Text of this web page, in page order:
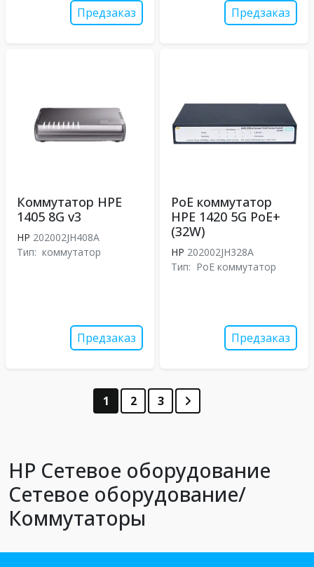
Предзаказ Предзаказ
Коммутатор HPE
1405 8G v3
HP 202002JH408A
Тип: коммутатор
Предзаказ
PoE коммутатор
HPE 1420 5G PoE+
(32W)
HP 202002JH328A
Тип: PoE коммутатор
Предзаказ
1 2 3
HP Сетевое оборудование
Сетевое оборудование/
Коммутаторы